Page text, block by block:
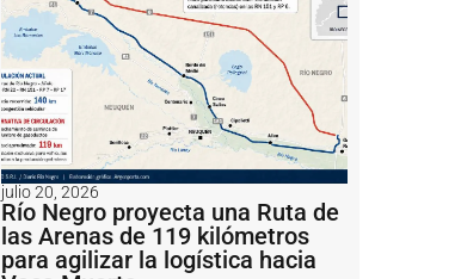
julio 20, 2026
Río Negro proyecta una Ruta de
las Arenas de 119 kilómetros
para agilizar la logística hacia